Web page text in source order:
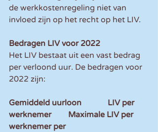
de werkkostenregeling niet van
invloed zijn op het recht op het LIV.
Bedragen LIV voor 2022
Het LIV bestaat uit een vast bedrag
per verloond uur. De bedragen voor
2022 zijn:
Gemiddeld uurloon		LIV per
werknemer 	Maximale LIV per
werknemer per